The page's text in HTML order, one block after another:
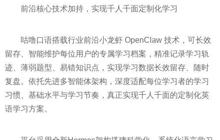
前沿核心技术加持，实现千人千面定制化学习
咕噜口语搭载行业前沿小龙虾 OpenClaw 技术，可长效
留存、智能维护每位用户的专属学习档案，精准记录学习轨
迹、薄弱题型、易错知识点，实现学习数据长效留存、随时
复盘。依托先进多智能体架构，深度适配每位学习者的学习
习惯、基础水平与学习节奏，真正实现千人千面的定制化英
语学习方案。